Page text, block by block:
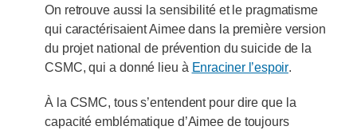
On retrouve aussi la sensibilité et le pragmatisme
qui caractérisaient Aimee dans la première version
du projet national de prévention du suicide de la
CSMC, qui a donné lieu à Enraciner l’espoir.
À la CSMC, tous s’entendent pour dire que la
capacité emblématique d’Aimee de toujours